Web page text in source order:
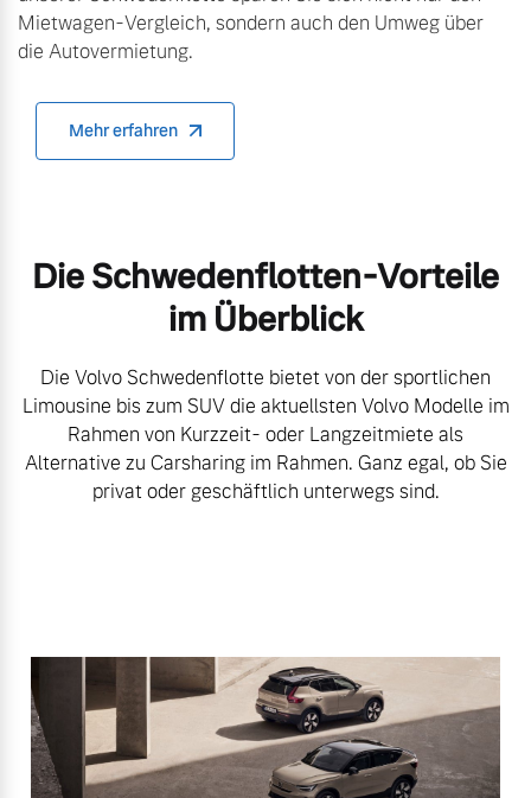
Mietwagen-Vergleich, sondern auch den Umweg über
die Autovermietung.
Mehr erfahren
Die Schwedenflotten-Vorteile
im Überblick
Die Volvo Schwedenflotte bietet von der sportlichen
Limousine bis zum SUV die aktuellsten Volvo Modelle im
Rahmen von Kurzzeit- oder Langzeitmiete als
Alternative zu Carsharing im Rahmen. Ganz egal, ob Sie
privat oder geschäftlich unterwegs sind.